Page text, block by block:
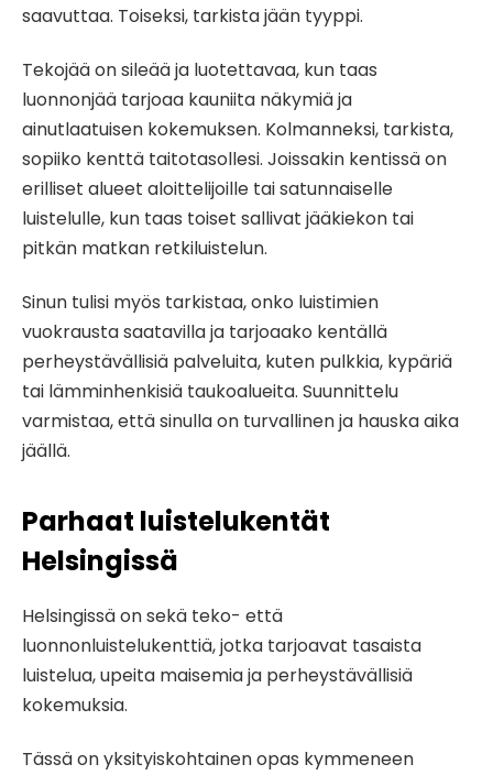
saavuttaa. Toiseksi, tarkista jään tyyppi.
Tekojää on sileää ja luotettavaa, kun taas
luonnonjää tarjoaa kauniita näkymiä ja
ainutlaatuisen kokemuksen. Kolmanneksi, tarkista,
sopiiko kenttä taitotasollesi. Joissakin kentissä on
erilliset alueet aloittelijoille tai satunnaiselle
luistelulle, kun taas toiset sallivat jääkiekon tai
pitkän matkan retkiluistelun.
Sinun tulisi myös tarkistaa, onko luistimien
vuokrausta saatavilla ja tarjoaako kentällä
perheystävällisiä palveluita, kuten pulkkia, kypäriä
tai lämminhenkisiä taukoalueita. Suunnittelu
varmistaa, että sinulla on turvallinen ja hauska aika
jäällä.
Parhaat luistelukentät
Helsingissä
Helsingissä on sekä teko- että
luonnonluistelukenttiä, jotka tarjoavat tasaista
luistelua, upeita maisemia ja perheystävällisiä
kokemuksia.
Tässä on yksityiskohtainen opas kymmeneen